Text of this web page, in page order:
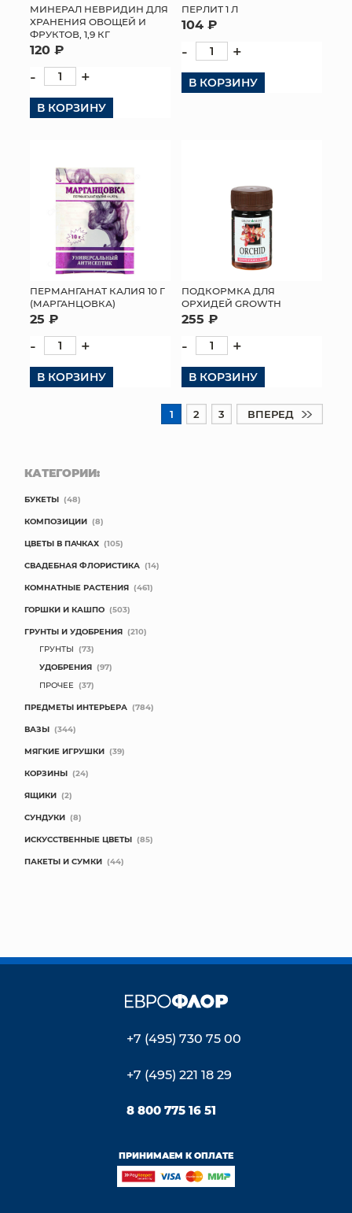
МИНЕРАЛ НЕВРИДИН ДЛЯ
ХРАНЕНИЯ ОВОЩЕЙ И
ФРУКТОВ, 1,9 КГ
120 ₽
- +
В КОРЗИНУ
ПЕРЛИТ 1 Л
104 ₽
- +
В КОРЗИНУ
ПЕРМАНГАНАТ КАЛИЯ 10 Г
(МАРГАНЦОВКА)
25 ₽
- +
В КОРЗИНУ
ПОДКОРМКА ДЛЯ
ОРХИДЕЙ GROWTH
255 ₽
- +
В КОРЗИНУ
1 2 3 ВПЕРЕД
КАТЕГОРИИ:
БУКЕТЫ (48)
КОМПОЗИЦИИ (8)
ЦВЕТЫ В ПАЧКАХ (105)
СВАДЕБНАЯ ФЛОРИСТИКА (14)
КОМНАТНЫЕ РАСТЕНИЯ (461)
ГОРШКИ И КАШПО (503)
ГРУНТЫ И УДОБРЕНИЯ (210)
ГРУНТЫ (73)
УДОБРЕНИЯ (97)
ПРОЧЕЕ (37)
ПРЕДМЕТЫ ИНТЕРЬЕРА (784)
ВАЗЫ (344)
МЯГКИЕ ИГРУШКИ (39)
КОРЗИНЫ (24)
ЯЩИКИ (2)
СУНДУКИ (8)
ИСКУССТВЕННЫЕ ЦВЕТЫ (85)
ПАКЕТЫ И СУМКИ (44)
+7 (495) 730 75 00
+7 (495) 221 18 29
8 800 775 16 51
ПРИНИМАЕМ К ОПЛАТЕ